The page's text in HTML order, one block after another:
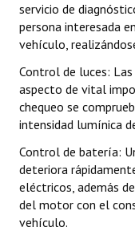
Comunicaciones
Declaraciones
Resoluciones
Resoluciones de
INSTITUCIONAL
Antiguos Pobladores
Noticias Destacadas
servicio de
persona interesada
vehículo,
Control de luces:
aspecto de vital
chequeo se
intensidad lumínica
Control de batería:
deteriora
eléctricos, además
del motor con el
vehículo.